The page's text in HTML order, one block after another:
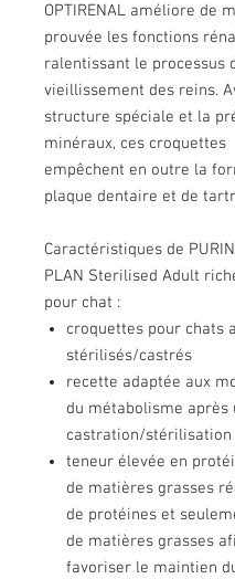
OPTIRENAL améliore de
prouvée les fonctions
ralentissant le processus
vieillissement des reins.
structure spéciale et la
minéraux, ces croquettes
empêchent en outre la
plaque dentaire et de
Caractéristiques de
PLAN Sterilised Adult
pour chat :
croquettes pour chats
stérilisés/castrés
recette adaptée aux
du métabolisme après
castration/stérilisation
teneur élevée en
de matières grasses
de protéines et
de matières grasses
favoriser le maintien